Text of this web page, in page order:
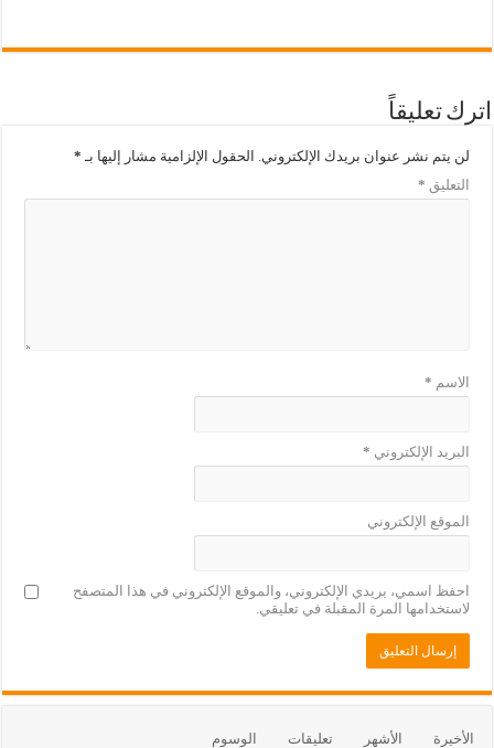
اترك تعليقاً
لن يتم نشر عنوان بريدك الإلكتروني. الحقول الإلزامية مشار إليها بـ *
التعليق *
الاسم *
البريد الإلكتروني *
الموقع الإلكتروني
احفظ اسمي، بريدي الإلكتروني، والموقع الإلكتروني في هذا المتصفح
لاستخدامها المرة المقبلة في تعليقي.
الأخيرة الأشهر تعليقات الوسوم